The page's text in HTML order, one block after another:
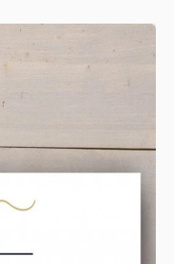
August 8, 2026
von 14 Nutzer
in diesem Monat